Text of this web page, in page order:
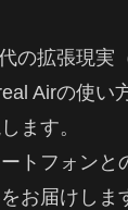
の拡張現実
Airの使い
ます。
トフォン
お届けしま